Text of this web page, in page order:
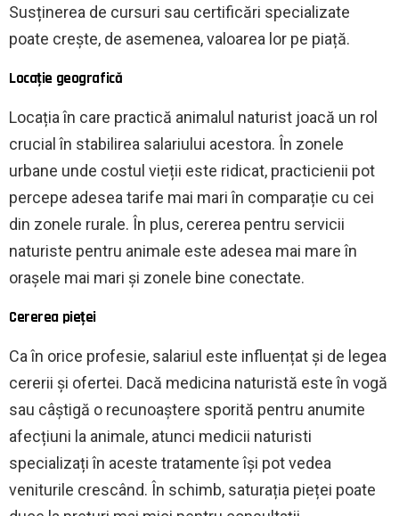
Susținerea de cursuri sau certificări specializate
poate crește, de asemenea, valoarea lor pe piață.
Locație geografică
Locația în care practică animalul naturist joacă un rol
crucial în stabilirea salariului acestora. În zonele
urbane unde costul vieții este ridicat, practicienii pot
percepe adesea tarife mai mari în comparație cu cei
din zonele rurale. În plus, cererea pentru servicii
naturiste pentru animale este adesea mai mare în
orașele mai mari și zonele bine conectate.
Cererea pieței
Ca în orice profesie, salariul este influențat și de legea
cererii și ofertei. Dacă medicina naturistă este în vogă
sau câștigă o recunoaștere sporită pentru anumite
afecțiuni la animale, atunci medicii naturisti
specializați în aceste tratamente își pot vedea
veniturile crescând. În schimb, saturația pieței poate